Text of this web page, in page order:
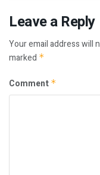
Leave a Reply
Your email address will
marked *
Comment *